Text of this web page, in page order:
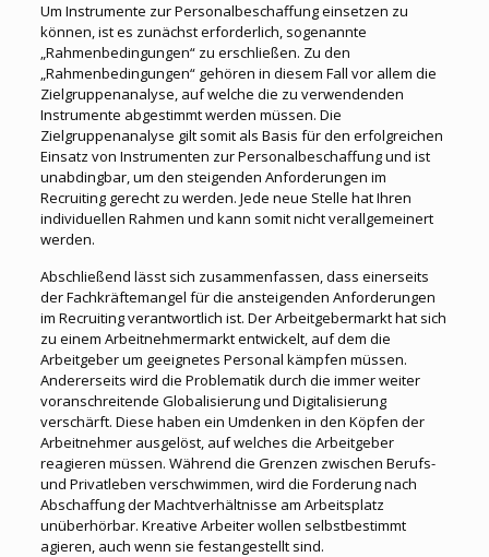
Um Instrumente zur Personalbeschaffung einsetzen zu
können, ist es zunächst erforderlich, sogenannte
„Rahmenbedingungen“ zu erschließen. Zu den
„Rahmenbedingungen“ gehören in diesem Fall vor allem die
Zielgruppenanalyse, auf welche die zu verwendenden
Instrumente abgestimmt werden müssen. Die
Zielgruppenanalyse gilt somit als Basis für den erfolgreichen
Einsatz von Instrumenten zur Personalbeschaffung und ist
unabdingbar, um den steigenden Anforderungen im
Recruiting gerecht zu werden. Jede neue Stelle hat Ihren
individuellen Rahmen und kann somit nicht verallgemeinert
werden.
Abschließend lässt sich zusammenfassen, dass einerseits
der Fachkräftemangel für die ansteigenden Anforderungen
im Recruiting verantwortlich ist. Der Arbeitgebermarkt hat sich
zu einem Arbeitnehmermarkt entwickelt, auf dem die
Arbeitgeber um geeignetes Personal kämpfen müssen.
Andererseits wird die Problematik durch die immer weiter
voranschreitende Globalisierung und Digitalisierung
verschärft. Diese haben ein Umdenken in den Köpfen der
Arbeitnehmer ausgelöst, auf welches die Arbeitgeber
reagieren müssen. Während die Grenzen zwischen Berufs-
und Privatleben verschwimmen, wird die Forderung nach
Abschaffung der Machtverhältnisse am Arbeitsplatz
unüberhörbar. Kreative Arbeiter wollen selbstbestimmt
agieren, auch wenn sie festangestellt sind.